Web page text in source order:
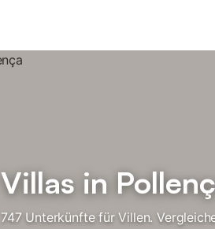
Villas in
747 Unterkünfte für Villen.